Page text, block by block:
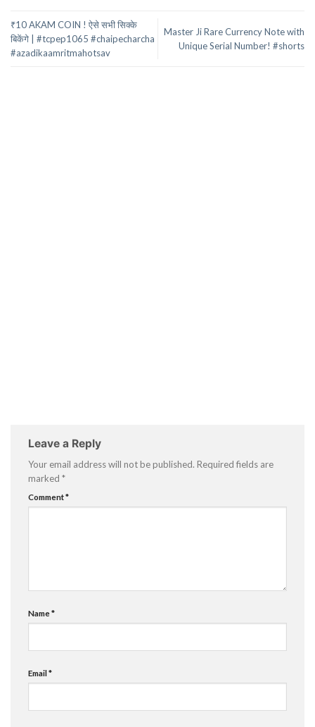
₹10 AKAM COIN ! ऐसे सभी सिक्के
बिकेंगे | #tcpep1065 #chaipecharcha
#azadikaamritmahotsav
Master Ji Rare Currency Note with
Unique Serial Number! #shorts
Leave a Reply
Your email address will not be published. Required fields are
marked *
Comment*
Name*
Email*